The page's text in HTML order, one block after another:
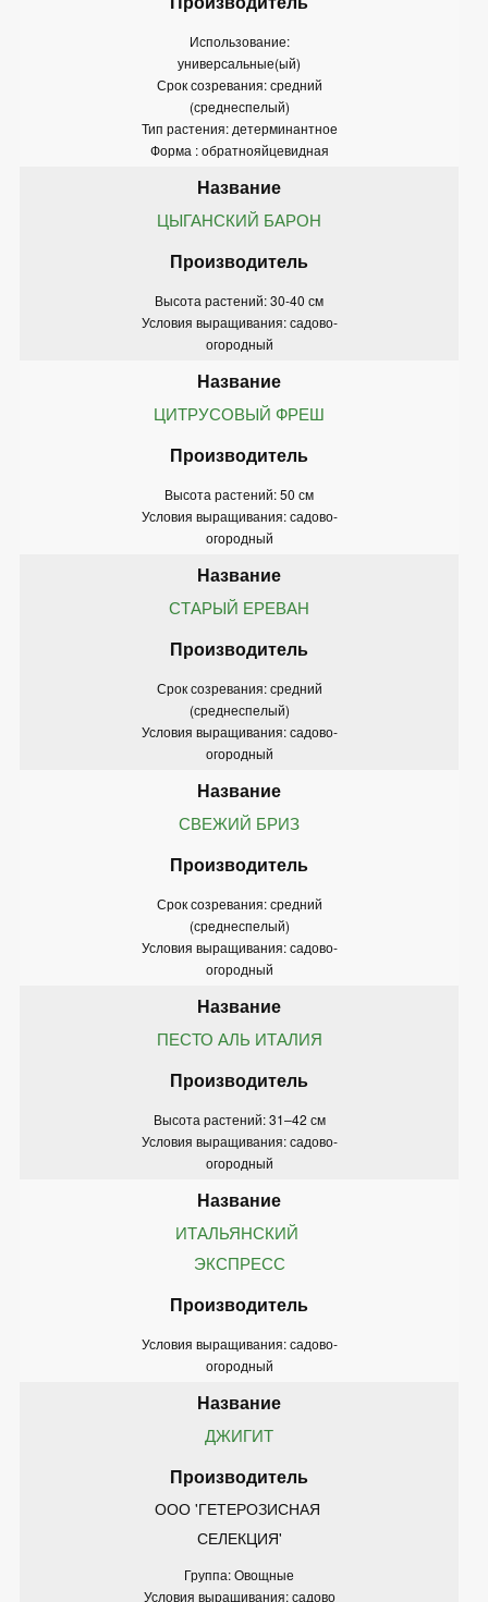
Использование:
универсальные(ый)
Срок созревания: средний
(среднеспелый)
Тип растения: детерминантное
Форма : обратнояйцевидная
ЦЫГАНСКИЙ БАРОН
Высота растений: 30-40 см
Условия выращивания: садово-
огородный
ЦИТРУСОВЫЙ ФРЕШ
Высота растений: 50 см
Условия выращивания: садово-
огородный
СТАРЫЙ ЕРЕВАН
Срок созревания: средний
(среднеспелый)
Условия выращивания: садово-
огородный
СВЕЖИЙ БРИЗ
Срок созревания: средний
(среднеспелый)
Условия выращивания: садово-
огородный
ПЕСТО АЛЬ ИТАЛИЯ
Высота растений: 31–42 см
Условия выращивания: садово-
огородный
ИТАЛЬЯНСКИЙ
ЭКСПРЕСС
Условия выращивания: садово-
огородный
ДЖИГИТ
ООО 'ГЕТЕРОЗИСНАЯ
СЕЛЕКЦИЯ'
Группа: Овощные
Условия выращивания: садово